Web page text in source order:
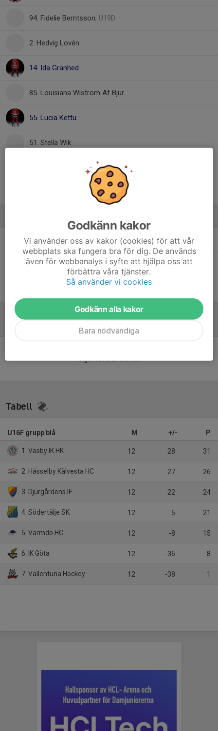
94. Fidelie Berntsson, U19D
2. Hedvig Lovén
14. Ida Granhed
85. Louisiana Wiström Af Bjur
55. Lucia Kettu
51. Stella Wik
79. Thea Lidemark
25. Tuvalie Salomon
Elin FarenLagledare
Ester Norlingassistent
Inget referat skrivet
Tabell
U16F grupp blå M +/- P
1. Väsby IK HK 12 28 31
2. Hässelby Kälvesta HC 12 27 26
3. Djurgårdens IF 12 22 24
4. Södertälje SK 12 5 21
5. Värmdö HC 12 -8 15
6. IK Göta 12 -36 8
7. Vallentuna Hockey 12 -38 1
Godkänn kakor
Vi använder oss av kakor (cookies) för att vår
webbplats ska fungera bra för dig. De används
även för webbanalys i syfte att hjälpa oss att
förbättra våra tjänster.
Så använder vi cookies
Godkänn alla kakor
Bara nödvändiga